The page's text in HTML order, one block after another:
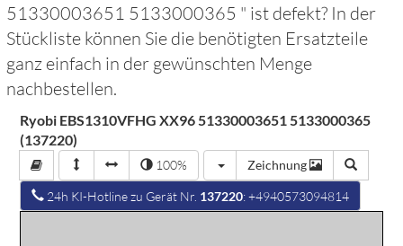
51330003651 5133000365 " ist defekt? In der
Stückliste können Sie die benötigten Ersatzteile
ganz einfach in der gewünschten Menge
nachbestellen.
Ryobi EBS1310VFHG XX96 51330003651 5133000365
(137220)
100% Zeichnung
24h KI-Hotline zu Gerät Nr. 137220: +4940573094814